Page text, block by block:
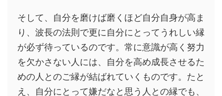
そして、自分を磨けば磨くほど自分自身が高ま
り、波長の法則で更に自分にとってうれしい縁
が必ず待っているのです。常に意識が高く努力
を欠かさない人には、自分を高め成長させるた
めの人とのご縁が結ばれていくものです。たと
え、自分にとって嫌だなと思う人との縁でも、